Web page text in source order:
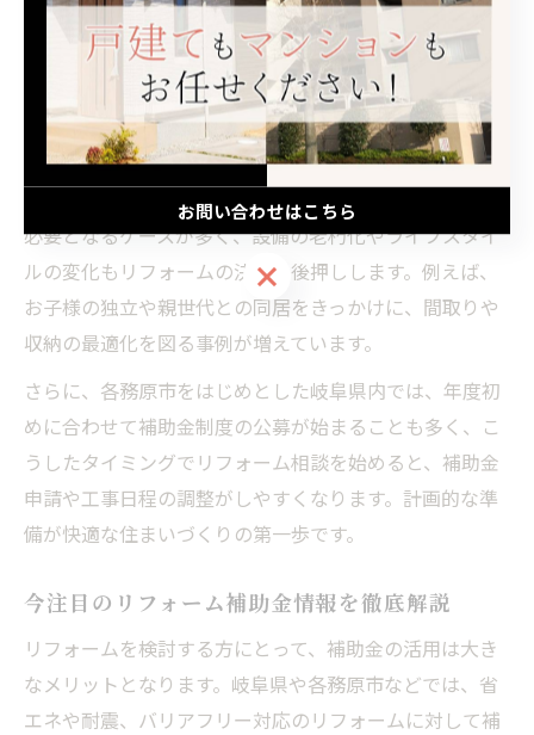
リフォームを検討する際、岐阜県の気候や住まいの築年
数、家族構成の変化が大きな判断基準となります。特
に、梅雨入り前や冬本番を迎える前など、気温や湿度が
安定した時期は工事の進行がスムーズで、トラブルも少
ない傾向です。
また、築20年を超えた住宅は耐震性や断熱性の見直しが
必要となるケースが多く、設備の老朽化やライフスタイ
ルの変化もリフォームの決断を後押しします。例えば、
お子様の独立や親世代との同居をきっかけに、間取りや
収納の最適化を図る事例が増えています。
さらに、各務原市をはじめとした岐阜県内では、年度初
めに合わせて補助金制度の公募が始まることも多く、こ
うしたタイミングでリフォーム相談を始めると、補助金
申請や工事日程の調整がしやすくなります。計画的な準
備が快適な住まいづくりの第一歩です。
今注目のリフォーム補助金情報を徹底解説
リフォームを検討する方にとって、補助金の活用は大き
なメリットとなります。岐阜県や各務原市などでは、省
エネや耐震、バリアフリー対応のリフォームに対して補
お問い合わせはこちら
お問い合わせはこちら